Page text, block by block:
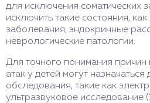
для исключения соматических
исключить такие состояния,
заболевания, эндокринные
неврологические патологии.
Для точного понимания причин
атак у детей могут
обследования, такие как
ультразвуковое исследование